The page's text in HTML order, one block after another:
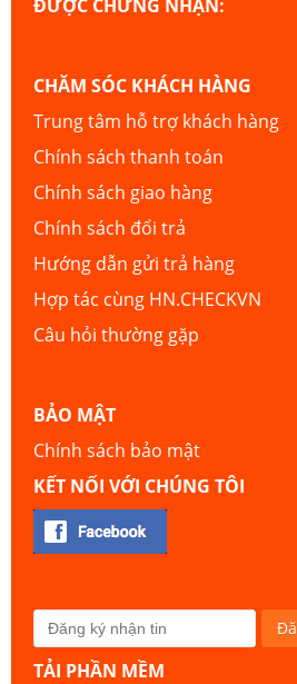
ĐƯỢC CHỨNG NHẬN:
CHĂM SÓC KHÁCH HÀNG
Trung tâm hỗ trợ khách hàng
Chính sách thanh toán
Chính sách giao hàng
Chính sách đổi trả
Hướng dẫn gửi trả hàng
Hợp tác cùng HN.CHECKVN
Câu hỏi thường gặp
BẢO MẬT
Chính sách bảo mật
KẾT NỐI VỚI CHÚNG TÔI
TẢI PHẦN MỀM